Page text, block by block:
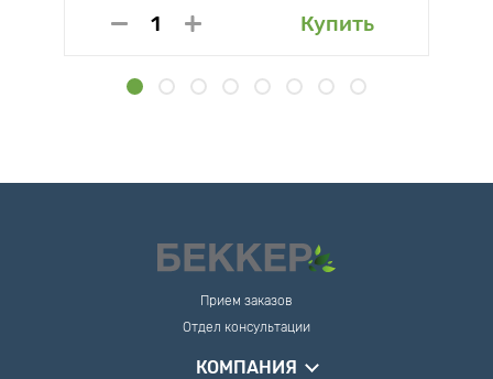
Купить
Прием заказов
Отдел консультации
КОМПАНИЯ